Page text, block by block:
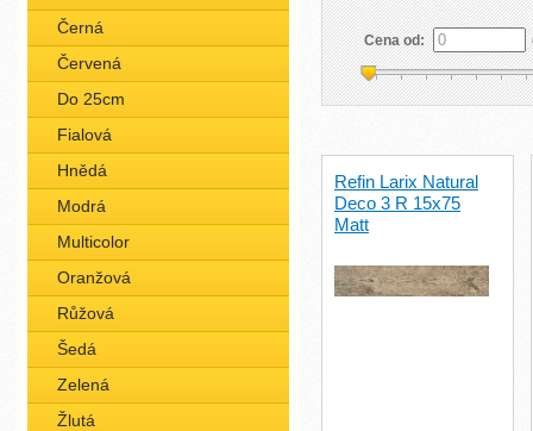
Černá
Červená
Do 25cm
Fialová
Hnědá
Modrá
Multicolor
Oranžová
Růžová
Šedá
Zelená
Žlutá
Cena od:
Refin Larix Natural
Deco 3 R 15x75
Matt